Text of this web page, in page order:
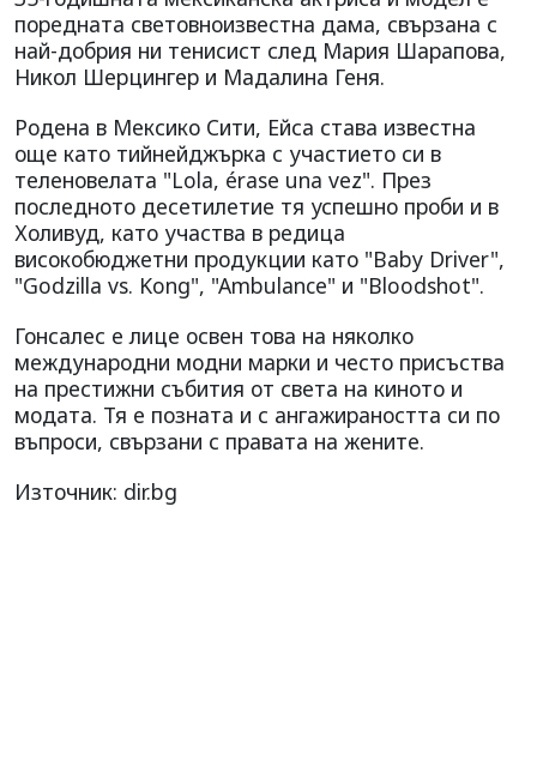
поредната световноизвестна дама, свързана с
най-добрия ни тенисист след Мария Шарапова,
Никол Шерцингер и Мадалина Геня.
Родена в Мексико Сити, Ейса става известна
още като тийнейджърка с участието си в
теленовелата "Lola, érase una vez". През
последното десетилетие тя успешно проби и в
Холивуд, като участва в редица
високобюджетни продукции като "Baby Driver",
"Godzilla vs. Kong", "Ambulance" и "Bloodshot".
Гонсалес е лице освен това на няколко
международни модни марки и често присъства
на престижни събития от света на киното и
модата. Тя е позната и с ангажираността си по
въпроси, свързани с правата на жените.
Източник: dir.bg